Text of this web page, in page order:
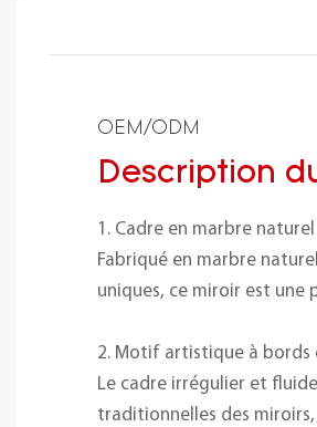
OEM/ODM
Description
1. Cadre en marbre
Fabriqué en marbre
uniques, ce miroir est une
2. Motif artistique à bords
Le cadre irrégulier et
traditionnelles des